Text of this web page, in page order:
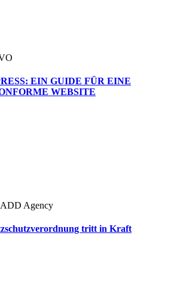
EIN GUIDE FÜR EINE
WEBSITE
tritt in Kraft